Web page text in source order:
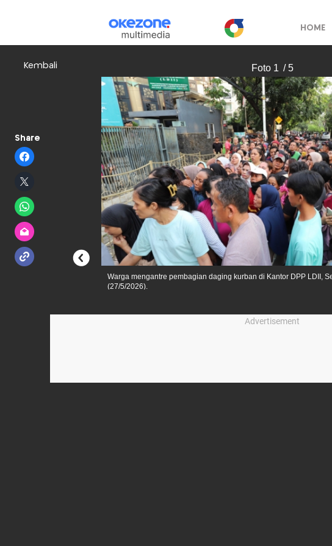
HOME
Kembali
Share
Foto 1 / 5
Warga mengantre pembagian daging kurban di Kantor DPP LDII,
(27/5/2026).
Advertisement